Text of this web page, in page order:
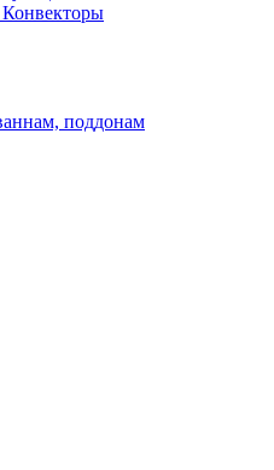
поддонам